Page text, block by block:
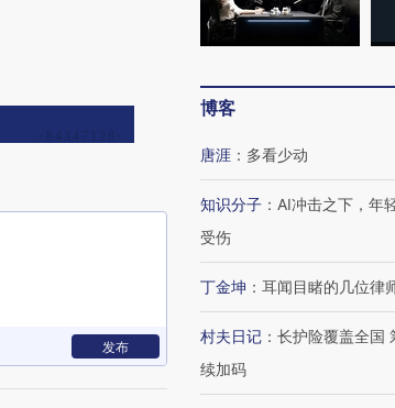
发布
博客
唐涯 ： 多看少动
知识分子 ： AI冲击之下，年
受伤
丁金坤 ： 耳闻目睹的几位律
村夫日记 ： 长护险覆盖全国
续加码